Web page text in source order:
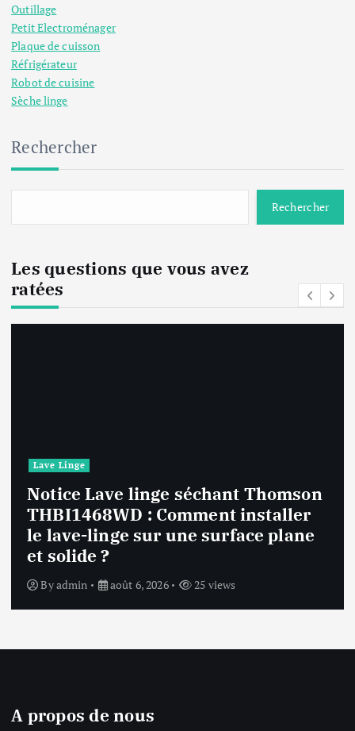
Outillage
Petit Electroménager
Plaque de cuisson
Réfrigérateur
Robot de cuisine
Sèche linge
Rechercher
Rechercher
Les questions que vous avez
ratées
Lave Linge
Notice Lave linge séchant Thomson
THBI1468WD : Comment installer
le lave-linge sur une surface plane
et solide ?
Byadmin août 6, 2026 25 views
A propos de nous